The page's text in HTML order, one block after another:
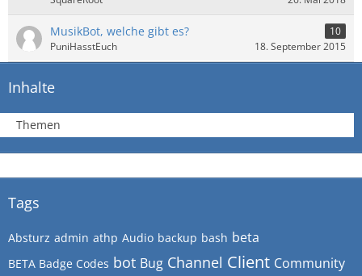
MusikBot, welche gibt es?
10
PuniHasstEuch
18. September 2015
Inhalte
Themen
Tags
Absturz admin athp Audio backup bash beta
BETA Badge Codes bot Bug Channel Client Community